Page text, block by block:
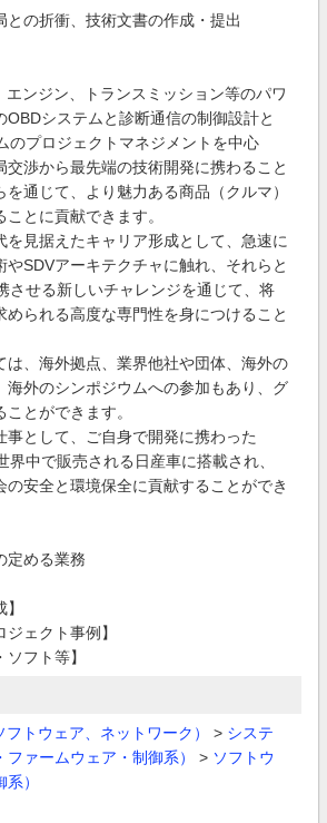
との折衝、技術文書の作成・提出
エンジン、トランスミッション等のパワ
OBDシステムと診断通信の制御設計と
のプロジェクトマネジメントを中心
交渉から最先端の技術開発に携わること
通じて、より魅力ある商品（クルマ）
とに貢献できます。
を見据えたキャリア形成として、急速に
やSDVアーキテクチャに触れ、それらと
させる新しいチャレンジを通じて、将
められる高度な専門性を身につけること
は、海外拠点、業界他社や団体、海外の
海外のシンポジウムへの参加もあり、グ
とができます。
事として、ご自身で開発に携わった
界中で販売される日産車に搭載され、
の安全と環境保全に貢献することができ
定める業務
ジェクト事例】
ソフト等】
トウェア、ネットワーク） > システ
ァームウェア・制御系）
> ソフトウ
）